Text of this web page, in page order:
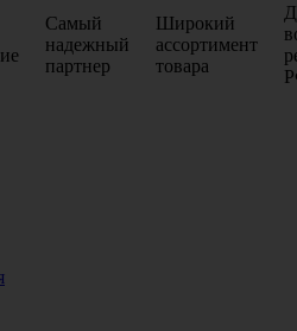
Самый
надежный
партнер
Широкий
ассортимент
товара